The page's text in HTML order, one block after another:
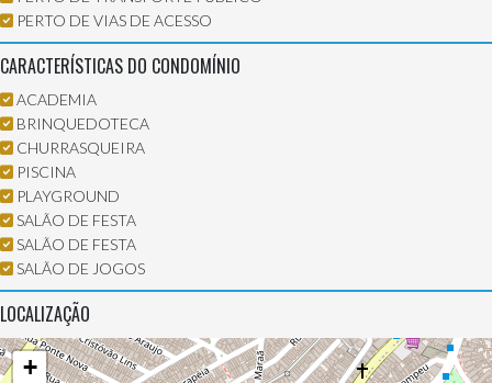
PERTO DE VIAS DE ACESSO
CARACTERÍSTICAS DO CONDOMÍNIO
ACADEMIA
BRINQUEDOTECA
CHURRASQUEIRA
PISCINA
PLAYGROUND
SALÃO DE FESTA
SALÃO DE FESTA
SALÃO DE JOGOS
LOCALIZAÇÃO
+